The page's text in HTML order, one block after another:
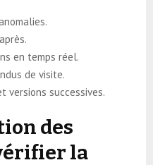
en temps réel.
de visite.
versions successives.
des
la